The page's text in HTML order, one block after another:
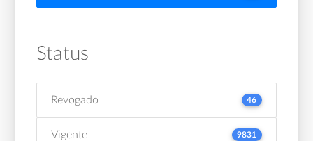
Status
Revogado 46
Vigente 9831